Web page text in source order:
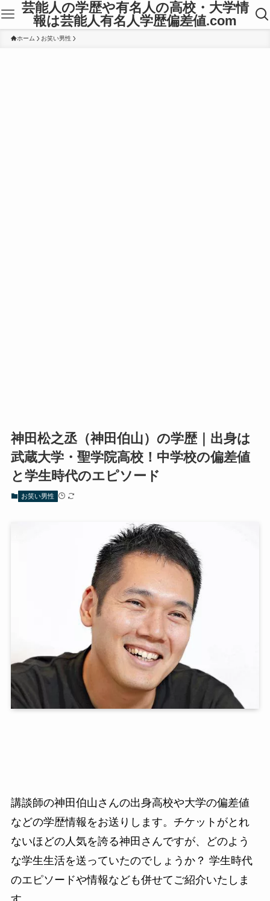
芸能人の学歴や有名人の高校・大学情
報は芸能人有名人学歴偏差値.com
ホーム お笑い男性
神田松之丞（神田伯山）の学歴｜出身は
武蔵大学・聖学院高校！中学校の偏差値
と学生時代のエピソード
お笑い男性
講談師の神田伯山さんの出身高校や大学の偏差値
などの学歴情報をお送りします。チケットがとれ
ないほどの人気を誇る神田さんですが、どのよう
な学生生活を送っていたのでしょうか？ 学生時代
のエピソードや情報なども併せてご紹介いたしま